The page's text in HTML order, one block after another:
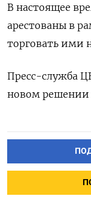
В настоящее
арестованы в
торговать ими
Пресс-служба
новом решении